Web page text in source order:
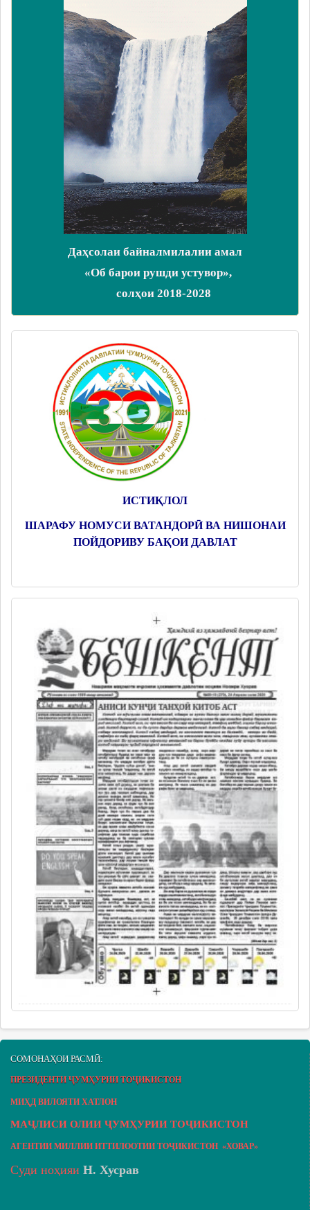
Даҳсолаи байналмилалии амал
«Об барои рушди устувор»,
солҳои 2018-2028
ИСТИҚЛОЛ
ШАРАФУ НОМУСИ ВАТАНДОРӢ ВА НИШОНАИ
ПОЙДОРИВУ БАҚОИ ДАВЛАТ
СОМОНАҲОИ РАСМӢ:
ПРЕЗИДЕНТИ ҶУМҲУРИИ ТОҶИКИСТОН
МИҲД ВИЛОЯТИ ХАТЛОН
МАҶЛИСИ ОЛИИ ҶУМҲУРИИ ТОҶИКИСТОН
АГЕНТИИ МИЛЛИИ ИТТИЛООТИИ ТОҶИКИСТОН «ХОВАР»
Суди ноҳияи Н. Хусрав